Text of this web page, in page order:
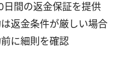
間の返金保証を提供
返金条件が厳しい場合
に細則を確認